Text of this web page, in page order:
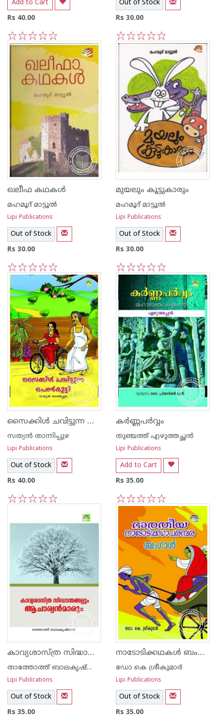
Add to Cart
Rs 40.00
5
4
3
2
1
Out of Stock
Rs 30.00
5
4
3
2
1
ഖലീഫ കഥകള്‍
മഹമൂദ് മാട്ടൂല്‍
Lipi Publications
Out of Stock
Rs 30.00
5
4
3
2
1
മുയലും കൂട്ടുകാരും
മഹമൂദ് മാട്ടൂല്‍
Lipi Publications
Out of Stock
Rs 30.00
5
4
3
2
1
സൈക്കിള്‍ ചവിട്ടുന്ന പെണ്‍‌കുട്ടി
സത്യന്‍ താന്നിപ്പുഴ
Lipi Publications
Out of Stock
Rs 40.00
കര്‍ണ്ണപര്‍‌വ്വം
തുഞ്ചത്ത് എഴുത്തച്ഛന്‍
Lipi Publications
Add to Cart
Rs 35.00
5
4
3
2
1
കാവ്യശാസ്ത്ര സിദ്ധാന്തങ്ങളും ആചാര്യന്മാരും
താത്തോത്ത് ബാലകൃഷ്ണന്‍
Lipi Publications
Out of Stock
Rs 35.00
നാടോടിക്കഥകള്‍ ബംഗാള്‍
ഡോ കെ ശ്രീകുമാര്‍
Lipi Publications
Out of Stock
Rs 35.00